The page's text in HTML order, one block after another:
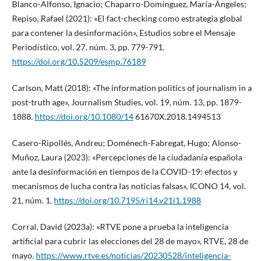
Blanco-Alfonso, Ignacio; Chaparro-Domínguez, María-Ángeles;
Repiso, Rafael (2021): «El fact-checking como estrategia global
para contener la desinformación», Estudios sobre el Mensaje
Periodístico, vol. 27, núm. 3, pp. 779-791.
https://doi.org/10.5209/esmp.76189
Carlson, Matt (2018): «The information politics of journalism in a
post-truth age», Journalism Studies, vol. 19, núm. 13, pp. 1879-
1888. https://doi.org/10.1080/1461670X.2018.1494513
Casero-Ripollés, Andreu; Doménech-Fabregat, Hugo; Alonso-
Muñoz, Laura (2023): «Percepciones de la ciudadanía española
ante la desinformación en tiempos de la COVID-19: efectos y
mecanismos de lucha contra las noticias falsas», ICONO 14, vol.
21, núm. 1. https://doi.org/10.7195/ri14.v21i1.1988
Corral, David (2023a): «RTVE pone a prueba la inteligencia
artificial para cubrir las elecciones del 28 de mayo», RTVE, 28 de
mayo. https://www.rtve.es/noticias/20230528/inteligencia-